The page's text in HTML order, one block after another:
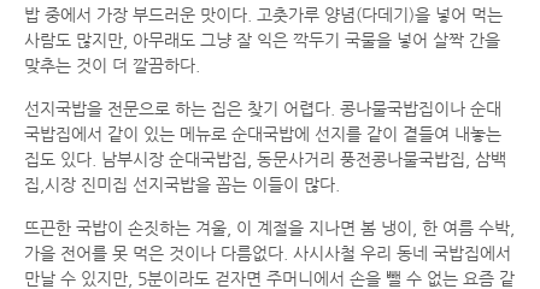
밥 중에서 가장 부드러운 맛이다. 고춧가루 양념(다데기)을 넣어 먹는
사람도 많지만, 아무래도 그냥 잘 익은 깍두기 국물을 넣어 살짝 간을
맞추는 것이 더 깔끔하다.
선지국밥을 전문으로 하는 집은 찾기 어렵다. 콩나물국밥집이나 순대
국밥집에서 같이 있는 메뉴로 순대국밥에 선지를 같이 곁들여 내놓는
집도 있다. 남부시장 순대국밥집, 동문사거리 풍전콩나물국밥집, 삼백
집,시장 진미집 선지국밥을 꼽는 이들이 많다.
뜨끈한 국밥이 손짓하는 겨울, 이 계절을 지나면 봄 냉이, 한 여름 수박,
가을 전어를 못 먹은 것이나 다름없다. 사시사철 우리 동네 국밥집에서
만날 수 있지만, 5분이라도 걷자면 주머니에서 손을 뺄 수 없는 요즘 같